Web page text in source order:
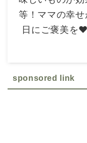
等！ママの幸
日にご褒美を
sponsored link